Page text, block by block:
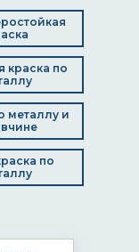
краска по
металлу и
по